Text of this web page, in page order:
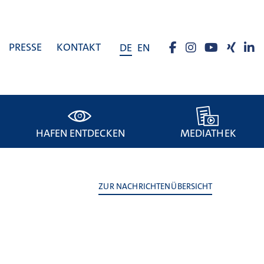
PRESSE KONTAKT DE EN
HAFEN ENTDECKEN MEDIATHEK
ZUR NACHRICHTENÜBERSICHT